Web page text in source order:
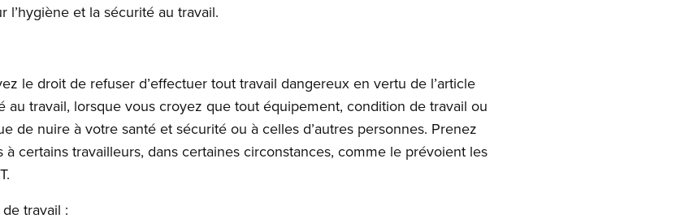
l’hygiène et la sécurité au travail.
le droit de refuser d’effectuer tout travail dangereux en vertu de l’article
au travail, lorsque vous croyez que tout équipement, condition de travail ou
de nuire à votre santé et sécurité ou à celles d’autres personnes. Prenez
à certains travailleurs, dans certaines circonstances, comme le prévoient les
travail :